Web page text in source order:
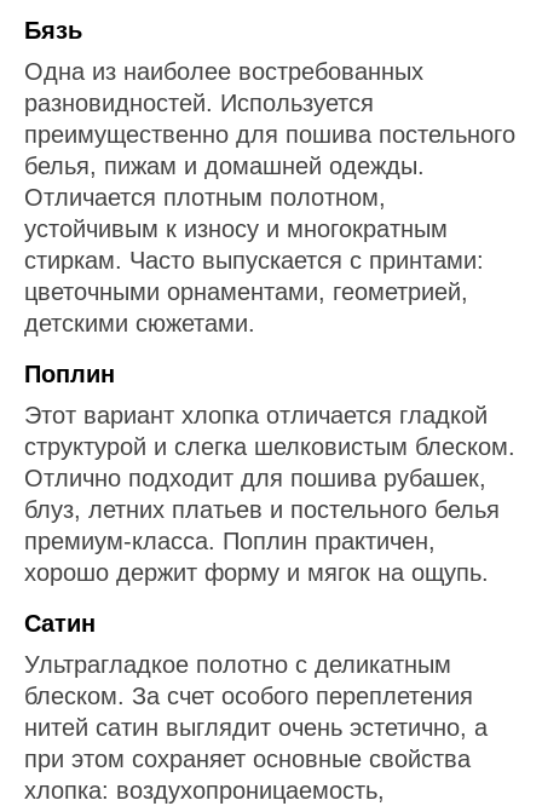
Бязь
Одна из наиболее востребованных
разновидностей. Используется
преимущественно для пошива постельного
белья, пижам и домашней одежды.
Отличается плотным полотном,
устойчивым к износу и многократным
стиркам. Часто выпускается с принтами:
цветочными орнаментами, геометрией,
детскими сюжетами.
Поплин
Этот вариант хлопка отличается гладкой
структурой и слегка шелковистым блеском.
Отлично подходит для пошива рубашек,
блуз, летних платьев и постельного белья
премиум-класса. Поплин практичен,
хорошо держит форму и мягок на ощупь.
Сатин
Ультрагладкое полотно с деликатным
блеском. За счет особого переплетения
нитей сатин выглядит очень эстетично, а
при этом сохраняет основные свойства
хлопка: воздухопроницаемость,